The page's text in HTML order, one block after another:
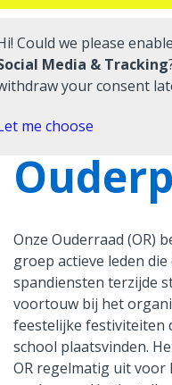
Home
Onze school
Vacatures
Ik zoek een
Onze Ouderraad (OR)
groep actieve leden
spandiensten terzijde
voortouw bij het
feestelijke festiviteiten
school plaatsvinden.
OR regelmatig uit
Could we please
Media & Tracking
your consent
me choose